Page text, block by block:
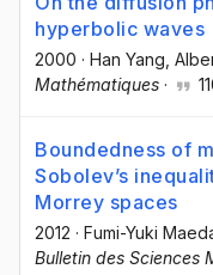
hyperbolic waves
2000 · Han Yang ,
Mathématiques ·
Boundedness of
Sobolevʼs
Morrey spaces
2012 · Fumi-Yuki
Bulletin des Sciences